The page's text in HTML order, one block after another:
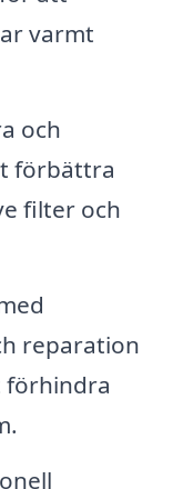
varmt
och
förbättra
filter och
reparation
förhindra